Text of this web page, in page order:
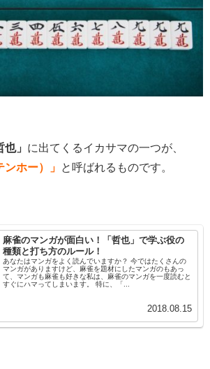
也」 に出てくるイカサマの一つが、
ンホー）」 と呼ばれるものです。
麻雀のマンガが面白い！「哲也」で学ぶ役の
種類と打ち方のルール！
あなたはマンガをよく読んでいますか？ 今ではたくさんの
マンガがありますけど、麻雀を題材にしたマンガのもあっ
て、マンガも麻雀も好きな私は、麻雀のマンガを一度読むと
すぐにハマってしまいます。 特に、「...
2018.08.15